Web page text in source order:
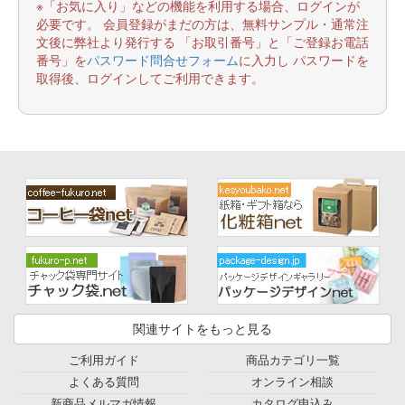
※「お気に入り」などの機能を利用する場合、ログインが
必要です。 会員登録がまだの方は、無料サンプル・通常注
文後に弊社より発行する 「お取引番号」と「ご登録お電話
番号」をパスワード問合せフォームに入力し パスワードを
取得後、ログインしてご利用できます。
関連サイトをもっと見る
ご利用ガイド
よくある質問
商品カテゴリ一覧
オンライン相談